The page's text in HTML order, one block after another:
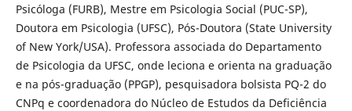
Psicóloga (FURB), Mestre em Psicologia Social (PUC-SP),
Doutora em Psicologia (UFSC), Pós-Doutora (State University
of New York/USA). Professora associada do Departamento
de Psicologia da UFSC, onde leciona e orienta na graduação
e na pós-graduação (PPGP), pesquisadora bolsista PQ-2 do
CNPq e coordenadora do Núcleo de Estudos da Deficiência